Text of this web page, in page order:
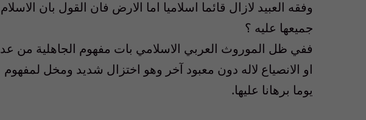
وفقه العبيد لازال قائما اسلاميا اما الارض فان القول بان
جميعها عليه ؟
ففي ظل الموروث العربي الاسلامي بات مفهوم الجاهلية من
او الانصياع لاله دون معبود آخر وهو اختزال شديد ومخل لمفهوم
يوما برهانا عليها.